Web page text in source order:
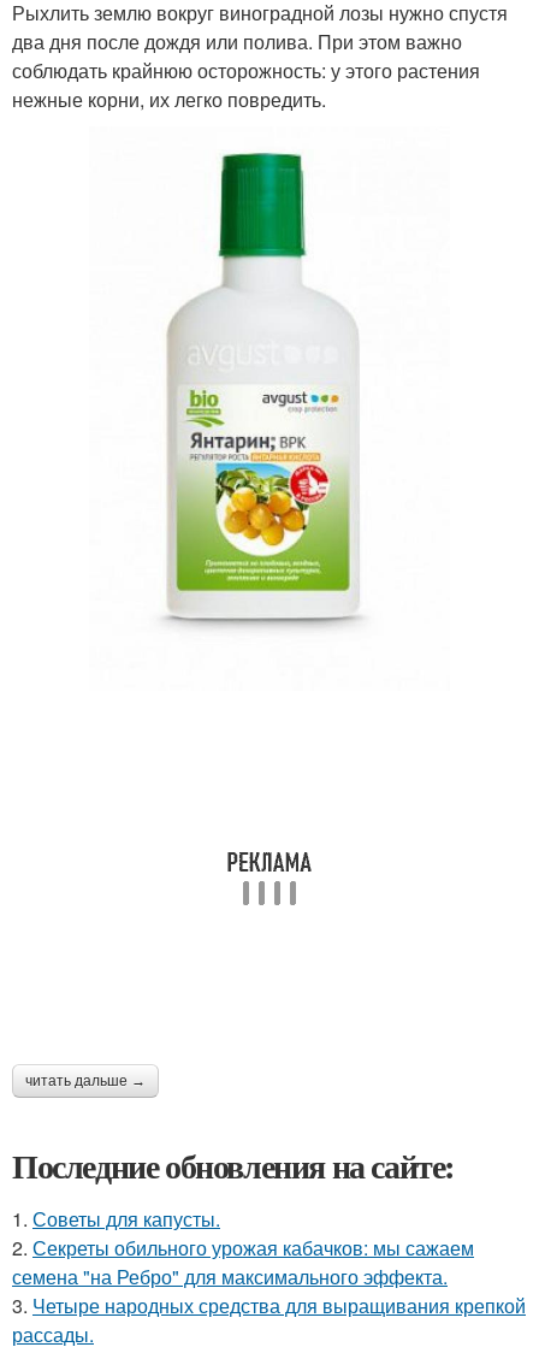
Рыхлить землю вокруг виноградной лозы нужно спустя
два дня после дождя или полива. При этом важно
соблюдать крайнюю осторожность: у этого растения
нежные корни, их легко повредить.
читать дальше →
Последние обновления на сайте:
1. Советы для капусты.
2. Секреты обильного урожая кабачков: мы сажаем
семена "на Ребро" для максимального эффекта.
3. Четыре народных средства для выращивания крепкой
рассады.